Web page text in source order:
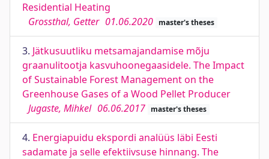
Residential Heating
Grossthal, Getter 01.06.2020 master's theses
3. Jätkusuutliku metsamajandamise mõju
graanulitootja kasvuhoonegaasidele. The Impact
of Sustainable Forest Management on the
Greenhouse Gases of a Wood Pellet Producer
Jugaste, Mihkel 06.06.2017 master's theses
4. Energiapuidu ekspordi analüüs läbi Eesti
sadamate ja selle efektiivsuse hinnang. The